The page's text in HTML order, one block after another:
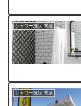
シャワー施設 関連
シャワー施設 関連